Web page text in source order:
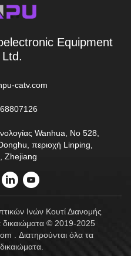
Equipment
catv.com
Wanhua, Νο 528,
περιοχή Linping,
Zhejiang
Ινών Κουτί Διανομής
δικαιώματα © 2019-2025
. Διατηρούνται όλα τα